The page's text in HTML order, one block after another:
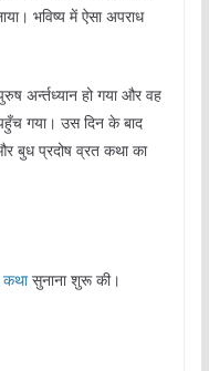
भविष्य में ऐसा अपराध
अर्न्तध्यान हो गया और वह
गया। उस दिन के बाद
बुध प्रदोष व्रत कथा का
कथासुनाना शुरू की।